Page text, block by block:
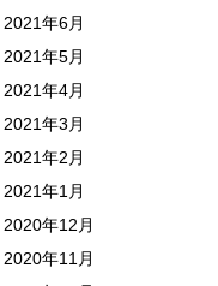
2021年6月
2021年5月
2021年4月
2021年3月
2021年2月
2021年1月
2020年12月
2020年11月